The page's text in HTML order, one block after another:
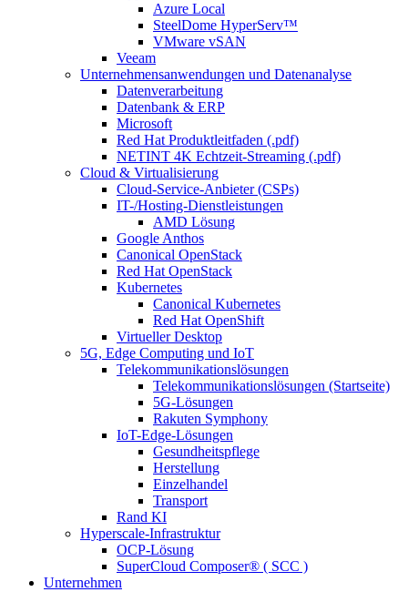
Azure Local
SteelDome HyperServ™
VMware vSAN
Veeam
Unternehmensanwendungen und Datenanalyse
Datenverarbeitung
Datenbank & ERP
Microsoft
Red Hat Produktleitfaden (.pdf)
NETINT 4K Echtzeit-Streaming (.pdf)
Cloud & Virtualisierung
Cloud-Service-Anbieter (CSPs)
IT-/Hosting-Dienstleistungen
AMD Lösung
Google Anthos
Canonical OpenStack
Red Hat OpenStack
Kubernetes
Canonical Kubernetes
Red Hat OpenShift
Virtueller Desktop
5G, Edge Computing und IoT
Telekommunikationslösungen
Telekommunikationslösungen (Startseite)
5G-Lösungen
Rakuten Symphony
IoT-Edge-Lösungen
Gesundheitspflege
Herstellung
Einzelhandel
Transport
Rand KI
Hyperscale-Infrastruktur
OCP-Lösung
SuperCloud Composer® ( SCC )
Unternehmen